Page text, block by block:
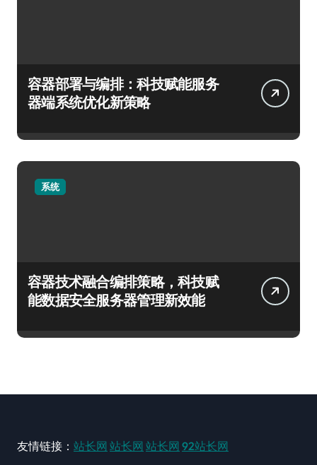
容器部署与编排：科技赋能服务
器端系统优化新策略
系统
容器技术融合编排策略，科技赋
能数据安全服务器管理新效能
友情链接： 站长网 站长网 站长网 92站长网